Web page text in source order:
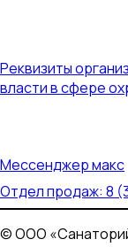
Реквизиты
власти в сфере
Мессенджер макс
Отдел продаж: 8
© ООО